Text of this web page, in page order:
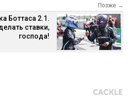
Позже →
Боттаса 2.1.
ставки,
господа!